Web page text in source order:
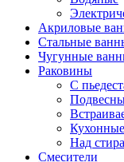
Акриловые
Стальные
Чугунные
Раковины
С
Над
Смесители